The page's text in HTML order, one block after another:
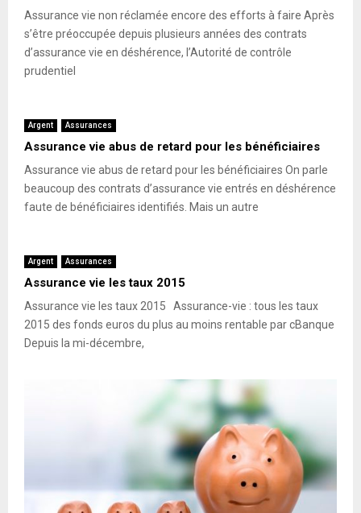
Assurance vie non réclamée encore des efforts à faire Après
s’être préoccupée depuis plusieurs années des contrats
d’assurance vie en déshérence, l’Autorité de contrôle
prudentiel
Argent Assurances
Assurance vie abus de retard pour les bénéficiaires
Assurance vie abus de retard pour les bénéficiaires On parle
beaucoup des contrats d’assurance vie entrés en déshérence
faute de bénéficiaires identifiés. Mais un autre
Argent Assurances
Assurance vie les taux 2015
Assurance vie les taux 2015 Assurance-vie : tous les taux
2015 des fonds euros du plus au moins rentable par cBanque
Depuis la mi-décembre,